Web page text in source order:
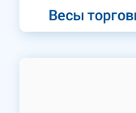
Весы